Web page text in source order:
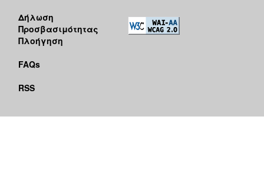
Δήλωση
Προσβασιμότητας
Πλοήγηση
FAQs
RSS